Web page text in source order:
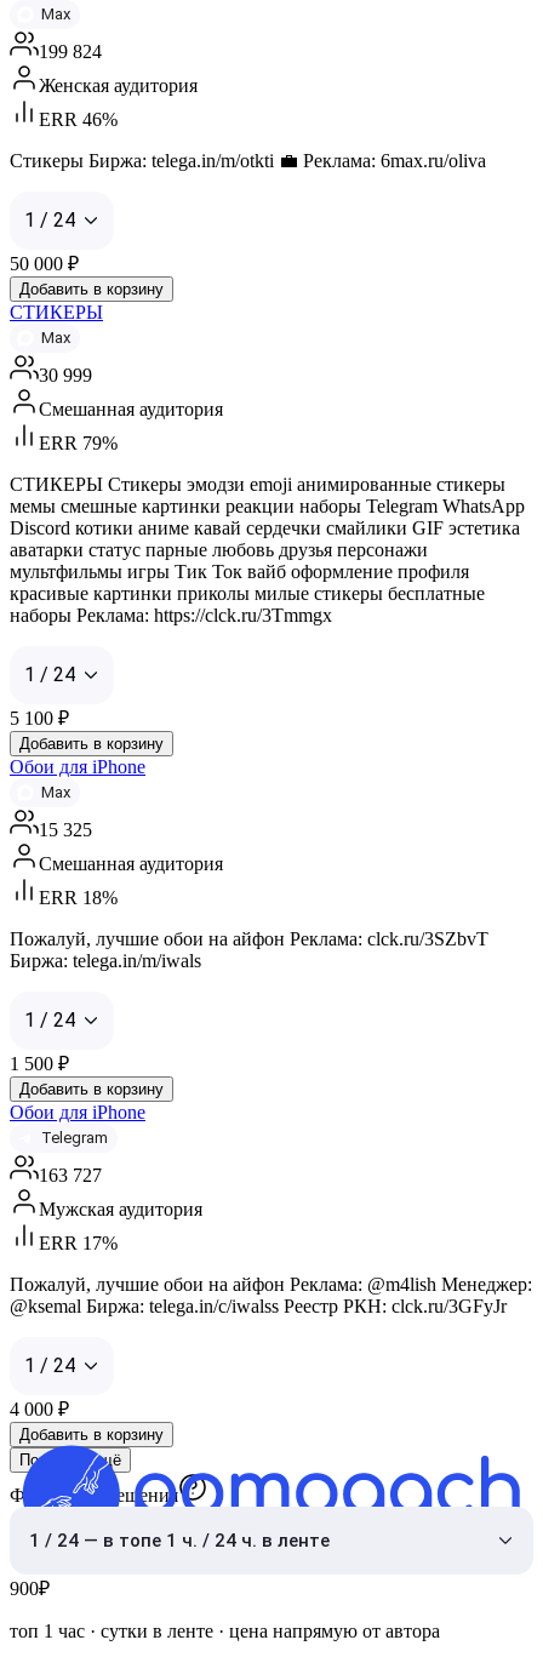
Max
199 824
Женская аудитория
ERR 46%
Стикеры Биржа: telega.in/m/otkti 💼 Реклама: 6max.ru/oliva
1 / 24
50 000 ₽
Добавить в корзину
СТИКЕРЫ
Max
30 999
Смешанная аудитория
ERR 79%
СТИКЕРЫ Стикеры эмодзи emoji анимированные стикеры
мемы смешные картинки реакции наборы Telegram WhatsApp
Discord котики аниме кавай сердечки смайлики GIF эстетика
аватарки статус парные любовь друзья персонажи
мультфильмы игры Тик Ток вайб оформление профиля
красивые картинки приколы милые стикеры бесплатные
наборы Реклама: https://clck.ru/3Tmmgx
1 / 24
5 100 ₽
Добавить в корзину
Обои для iPhone
Max
15 325
Смешанная аудитория
ERR 18%
Пожалуй, лучшие обои на айфон Реклама: clck.ru/3SZbvT
Биржа: telega.in/m/iwals
1 / 24
1 500 ₽
Добавить в корзину
Обои для iPhone
Telegram
163 727
Мужская аудитория
ERR 17%
Пожалуй, лучшие обои на айфон Реклама: @m4lish Менеджер:
@ksemal Биржа: telega.in/c/iwalss Реестр РКН: clck.ru/3GFyJr
1 / 24
4 000 ₽
Добавить в корзину
Показать ещё
Формат размещения
1 / 24 — в топе 1 ч. / 24 ч. в ленте
900₽
топ 1 час · сутки в ленте · цена напрямую от автора